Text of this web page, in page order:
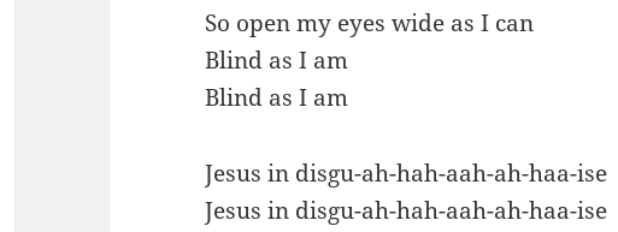
So open my eyes wide as I can
Blind as I am
Blind as I am
Jesus in disgu-ah-hah-aah-ah-haa-ise
Jesus in disgu-ah-hah-aah-ah-haa-ise